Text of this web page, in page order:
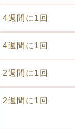
4週間に1回
4週間に1回
2週間に1回
2週間に1回